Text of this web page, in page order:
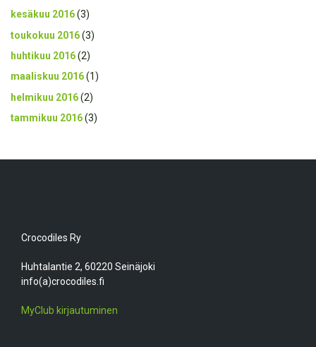
kesäkuu 2016(3)
toukokuu 2016(3)
huhtikuu 2016(2)
maaliskuu 2016(1)
helmikuu 2016(2)
tammikuu 2016(3)
Crocodiles Ry
Huhtalantie 2, 60220 Seinäjoki
info(a)crocodiles.fi
MyClub kirjautuminen